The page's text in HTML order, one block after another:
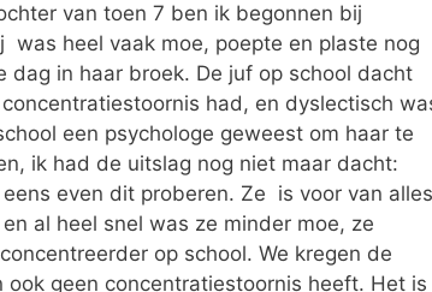
van toen 7 ben ik begonnen bij
was heel vaak moe, poepte en plaste nog
dag in haar broek. De juf op school dacht
had, en dyslectisch
een psychologe geweest om haar te
ik had de uitslag nog niet maar dacht:
even dit proberen. Ze is voor van alles
al heel snel was ze minder moe, ze
op school. We kregen de
geen concentratiestoornis heeft. Het is